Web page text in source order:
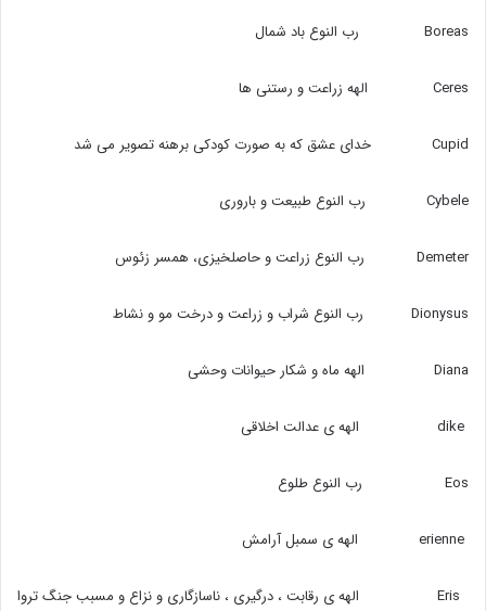
Boreas رب النوع باد شمال
Ceres الهه زراعت و رستنی ها
Cupid خدای عشق که به صورت کودکی برهنه تصویر می شد
‍‍‍Cybele رب النوع طبیعت و باروری
Demeter رب النوع زراعت و حاصلخیزی، ‌همسر زئوس
Dionysus رب النوع شراب و زراعت و درخت مو و نشاط
Diana الهه ماه و شکار حیوانات وحشی
Eos رب النوع طلوع